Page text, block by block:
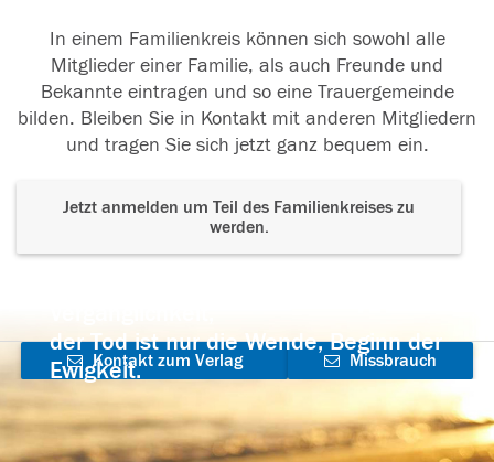
In einem Familienkreis können sich sowohl alle
Mitglieder einer Familie, als auch Freunde und
Bekannte eintragen und so eine Trauergemeinde
bilden. Bleiben Sie in Kontakt mit anderen Mitgliedern
und tragen Sie sich jetzt ganz bequem ein.
Jetzt anmelden um Teil des Familienkreises zu
werden.
der Tod ist nur die Wende, Beginn der
Ewigkeit.
Kontakt zum Verlag
aufnehmen
Missbrauch